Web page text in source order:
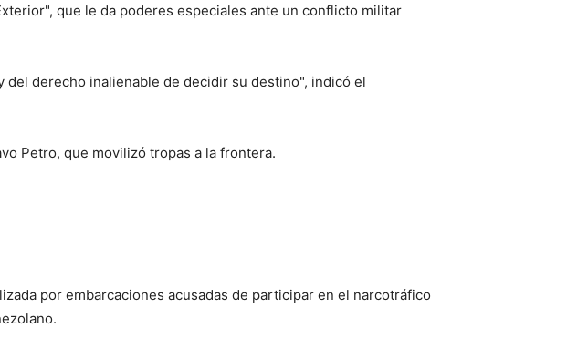
que le da poderes especiales ante un conflicto militar
derecho inalienable de decidir su destino", indicó el
Petro, que movilizó tropas a la frontera.
por embarcaciones acusadas de participar en el narcotráfico